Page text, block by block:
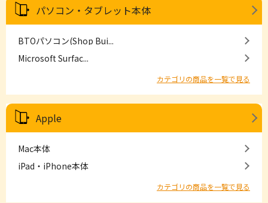
パソコン・タブレット本体
BTOパソコン(Shop Bui...
Microsoft Surfac...
カテゴリの商品を一覧で見る
Apple
Mac本体
iPad・iPhone本体
カテゴリの商品を一覧で見る